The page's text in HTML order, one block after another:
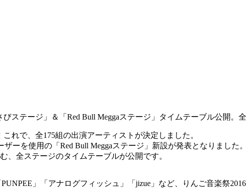
ステージ」＆「Red Bull Meggaステージ」タイムテーブル公開。
れで、全175組の出演アーティストが決定しました。
ーを使用の「Red Bull Meggaステージ」新設が発表となりました。
、全ステージのタイムテーブルが公開です。
」「アナログフィッシュ」「jizue」など、りんご音楽祭